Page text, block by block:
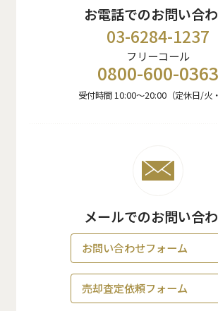
お電話でのお問い合
03-6284-1237
フリーコール
0800-600-0363
受付時間 10:00〜20:00（定休日/火・
メールでのお問い合
お問い合わせフォーム
売却査定依頼フォーム